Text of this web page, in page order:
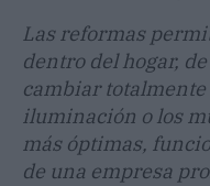
Las reformas
dentro del hogar,
cambiar totalmente
iluminación o los
más óptimas,
de una empresa